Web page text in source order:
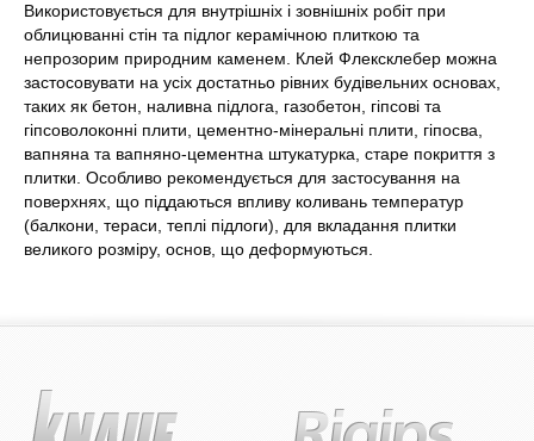
Використовується для внутрішніх і зовнішніх робіт при
облицюванні стін та підлог керамічною плиткою та
непрозорим природним каменем. Клей Флексклебер можна
застосовувати на усіх достатньо рівних будівельних основах,
таких як бетон, наливна підлога, газобетон, гіпсові та
гіпсоволоконні плити, цементно-мінеральні плити, гіпосва,
вапняна та вапняно-цементна штукатурка, старе покриття з
плитки. Особливо рекомендується для застосування на
поверхнях, що піддаються впливу коливань температур
(балкони, тераси, теплі підлоги), для вкладання плитки
великого розміру, основ, що деформуються.